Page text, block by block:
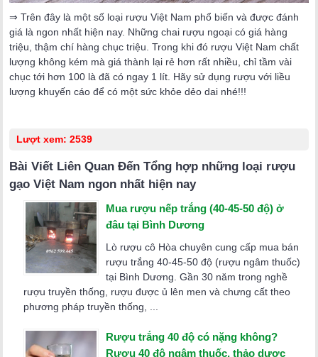
⇒ Trên đây là một số loại rượu Việt Nam phổ biến và được đánh
giá là ngon nhất hiện nay. Những chai rượu ngoại có giá hàng
triệu, thậm chí hàng chục triệu. Trong khi đó rượu Việt Nam chất
lượng không kém mà giá thành lại rẻ hơn rất nhiều, chỉ tầm vài
chục tới hơn 100 là đã có ngay 1 lít. Hãy sử dụng rượu với liều
lượng khuyến cáo để có một sức khỏe dẻo dai nhé!!!
Lượt xem:2539
Bài Viết Liên Quan Đến Tổng hợp những loại rượu
gạo Việt Nam ngon nhất hiện nay
Mua rượu nếp trắng (40-45-50 độ) ở
đâu tại Bình Dương
Lò rượu cô Hòa chuyên cung cấp mua bán
rượu trắng 40-45-50 độ (rượu ngâm thuốc)
tại Bình Dương. Gần 30 năm trong nghề
rượu truyền thống, rượu được ủ lên men và chưng cất theo
phương pháp truyền thống, ...
Rượu trắng 40 độ có nặng không?
Rượu 40 độ ngâm thuốc, thảo dược